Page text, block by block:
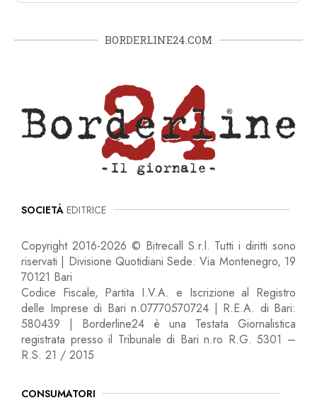
BORDERLINE24.COM
SOCIETÀ EDITRICE
Copyright 2016-2026 © Bitrecall S.r.l. Tutti i diritti sono
riservati | Divisione Quotidiani Sede: Via Montenegro, 19
70121 Bari
Codice Fiscale, Partita I.V.A. e Iscrizione al Registro
delle Imprese di Bari n.07770570724 | R.E.A. di Bari:
580439 | Borderline24 è una Testata Giornalistica
registrata presso il Tribunale di Bari n.ro R.G. 5301 –
R.S. 21 / 2015
CONSUMATORI